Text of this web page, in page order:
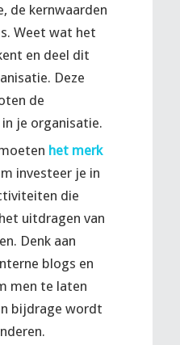
de kernwaarden
Weet wat het
en deel dit
Deze
de
je organisatie.
het merk
investeer je in
die
uitdragen van
Denk aan
blogs en
men te laten
bijdrage wordt